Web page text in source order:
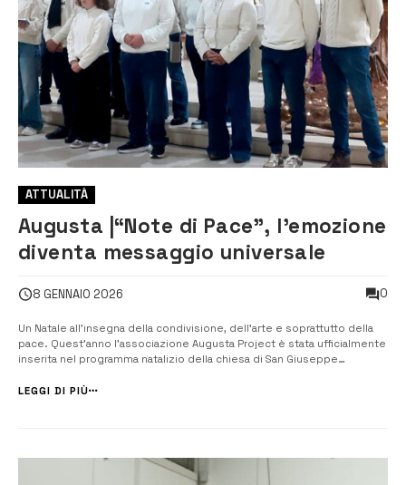
ATTUALITÀ
Augusta |“Note di Pace”, l’emozione
diventa messaggio universale
8 GENNAIO 2026 0
Un Natale all’insegna della condivisione, dell’arte e soprattutto della
pace. Quest’anno l’associazione Augusta Project è stata ufficialmente
inserita nel programma natalizio della chiesa di San Giuseppe
della sua équipe pastorale. I giovani soci dell’associazione, sup...
LEGGI DI PIÙ